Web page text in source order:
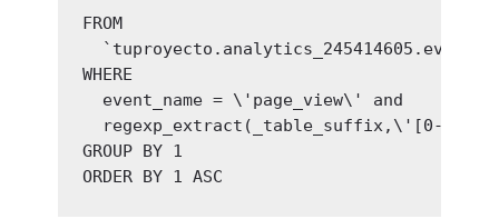
FROM
WHERE
  event_name = \'page_view\' and
regexp_extract(_table_suffix,\'[0-
GROUP BY 1
ORDER BY 1 ASC